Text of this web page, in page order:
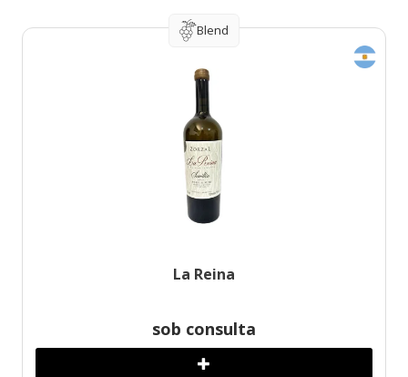
Blend
La Reina
sob consulta